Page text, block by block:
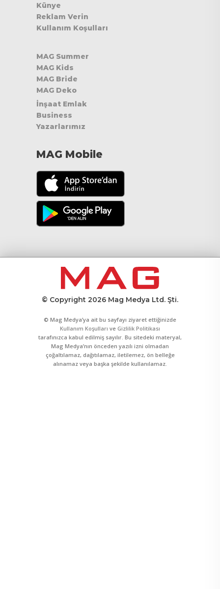
Künye
Reklam Verin
Kullanım Koşulları
MAG Summer
MAG Kids
MAG Bride
MAG Deko
İnşaat Emlak
Business
Yazarlarımız
MAG Mobile
© Copyright 2026 Mag Medya Ltd. Şti.
© Mag Medya’ya ait bu sayfayı ziyaret ettiğinizde
Kullanım Koşulları ve Gizlilik Politikası
tarafınızca kabul edilmiş sayılır. Bu sitedeki materyal,
Mag Medya’nın önceden yazılı izni olmadan
çoğaltılamaz, dağıtılamaz, iletilemez, ön belleğe
alınamaz veya başka şekilde kullanılamaz.